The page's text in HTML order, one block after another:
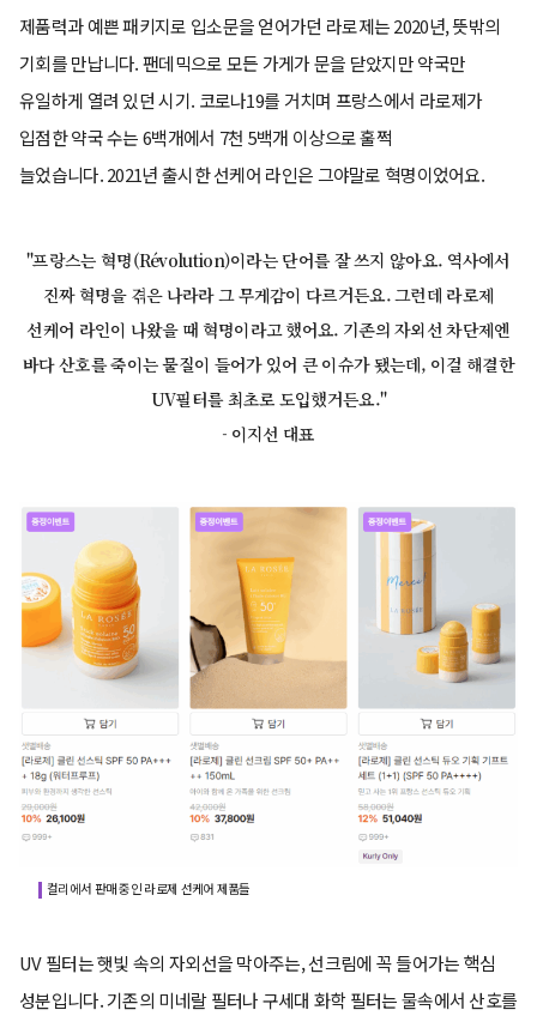
제품력과 예쁜 패키지로 입소문을 얻어가던 라로제는 2020년, 뜻밖의
기회를 만납니다. 팬데믹으로 모든 가게가 문을 닫았지만 약국만
유일하게 열려 있던 시기. 코로나19를 거치며 프랑스에서 라로제가
입점한 약국 수는 6백개에서 7천 5백개 이상으로 훌쩍
늘었습니다. 2021년 출시한 선케어 라인은 그야말로 혁명이었어요.
"프랑스는 혁명(Révolution)이라는 단어를 잘 쓰지 않아요. 역사에서
진짜 혁명을 겪은 나라라 그 무게감이 다르거든요. 그런데 라로제
선케어 라인이 나왔을 때 혁명이라고 했어요. 기존의 자외선 차단제엔
바다 산호를 죽이는 물질이 들어가 있어 큰 이슈가 됐는데, 이걸 해결한
UV필터를 최초로 도입했거든요."
- 이지선 대표
컬리에서 판매 중인 라로제 선케어 제품들
UV 필터는 햇빛 속의 자외선을 막아주는, 선크림에 꼭 들어가는 핵심
성분입니다. 기존의 미네랄 필터나 구세대 화학 필터는 물속에서 산호를